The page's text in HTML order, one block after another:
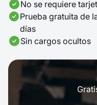
No se requiere
Prueba gratuita de
días
Sin cargos ocultos